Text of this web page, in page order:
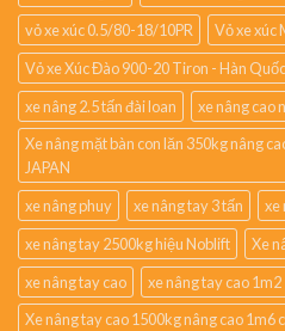
vỏ xe xúc 0.5/80-18/10PR
Vỏ xe xúc
Vỏ xe Xúc Đào 900-20 Tiron - Hàn Quốc
xe nâng 2.5 tấn đài loan
xe nâng cao
Xe nâng mặt bàn con lăn 350kg nâng
JAPAN
xe nâng phuy
xe nâng tay 3 tấn
xe
xe nâng tay 2500kg hiệu Noblift
Xe
xe nâng tay cao
xe nâng tay cao 1m2
Xe nâng tay cao 1500kg nâng cao 1m6